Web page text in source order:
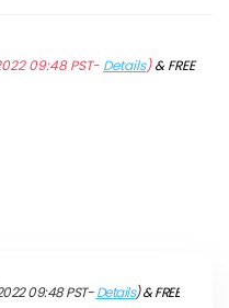
09:48 PST- Details)&FREE
09:48 PST-Details)&FREE